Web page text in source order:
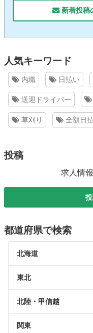
新着投稿
人気キーワード
内職 日払い
送迎ドライバー
草刈り 全額日
投稿
求人情
都道府県で検索
北海道
東北
北陸・甲信越
関東